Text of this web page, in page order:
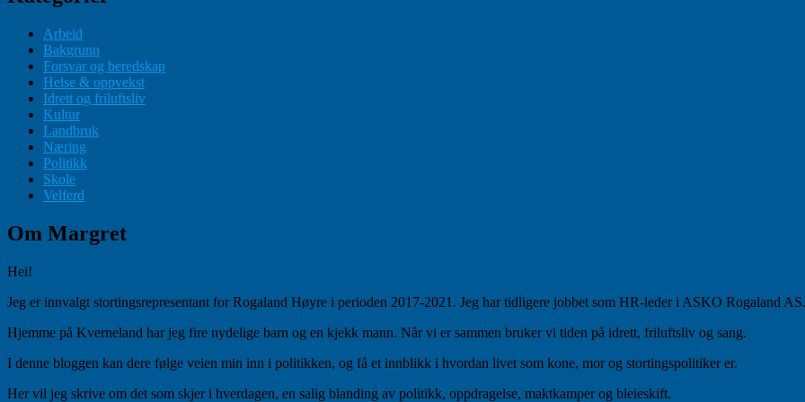
Arbeid
Bakgrunn
Forsvar og beredskap
Helse & oppvekst
Idrett og friluftsliv
Kultur
Landbruk
Næring
Politikk
Skole
Velferd
Om Margret
Hei!
Jeg er innvalgt stortingsrepresentant for Rogaland Høyre i perioden 2017-2021. Jeg har tidligere jobbet som HR-leder i ASKO Rogaland AS.
Hjemme på Kverneland har jeg fire nydelige barn og en kjekk mann. Når vi er sammen bruker vi tiden på idrett, friluftsliv og sang.
I denne bloggen kan dere følge veien min inn i politikken, og få et innblikk i hvordan livet som kone, mor og stortingspolitiker er.
Her vil jeg skrive om det som skjer i hverdagen, en salig blanding av politikk, oppdragelse, maktkamper og bleieskift.